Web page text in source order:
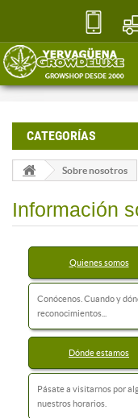
CATEGORÍAS
Sobre nosotros
Información
Quienes somos
Conócenos. Cuando y
reconocimientos...
Dónde estamos
Pásate a visitarnos por
nuestros horarios.